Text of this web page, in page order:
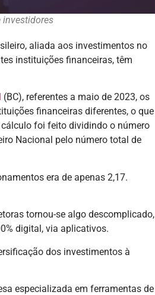
investidores
aliada aos investimentos no
instituições financeiras, têm
(BC), referentes a maio de 2023, os
financeiras diferentes, o que
foi feito dividindo o número
Nacional pelo número total de
era de apenas 2,17.
tornou-se algo descomplicado,
digital, via aplicativos.
dos investimentos à
especializada em ferramentas de